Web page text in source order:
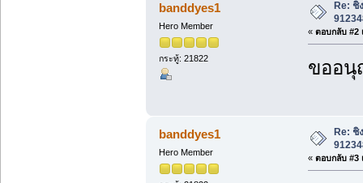
banddyes1
Hero Member
กระทู้: 21822
Re: ชิ
« ตอบกลับ #2
ขออนุ
banddyes1
Hero Member
Re: ชิ
« ตอบกลับ #3